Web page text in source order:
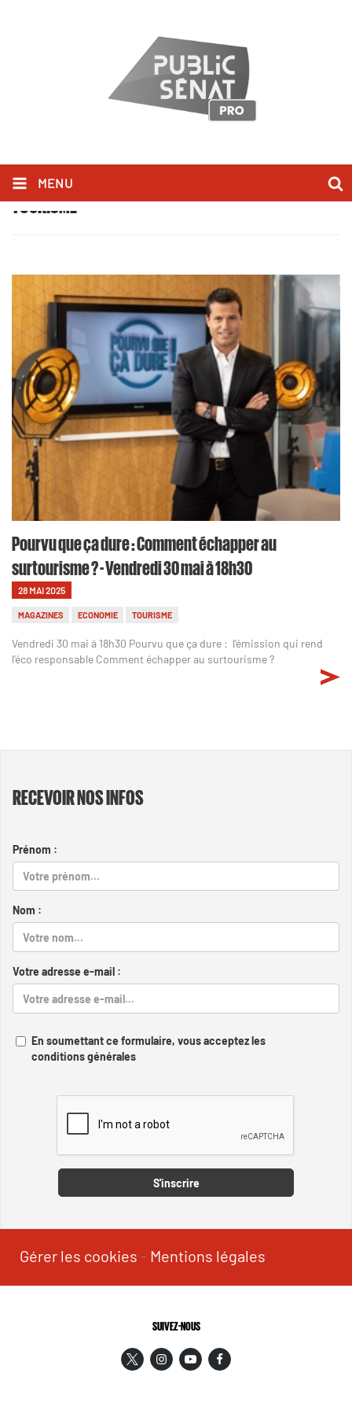
MENU
TOURISME
Pourvu que ça dure : Comment échapper au
surtourisme ? - Vendredi 30 mai à 18h30
28 MAI 2025
MAGAZINES ECONOMIE TOURISME
Vendredi 30 mai à 18h30 Pourvu que ça dure : l'émission qui rend
l'éco responsable Comment échapper au surtourisme ?
RECEVOIR NOS INFOS
Prénom :
Nom :
Votre adresse e-mail :
En soumettant ce formulaire, vous acceptez les
conditions générales
S'inscrire
Gérer les cookies - Mentions légales
SUIVEZ-NOUS